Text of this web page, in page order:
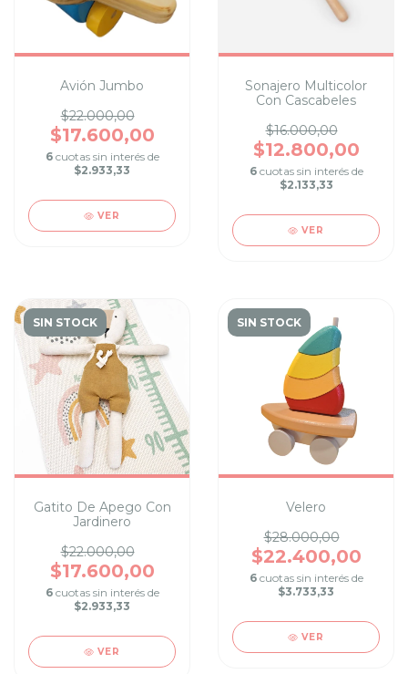
Avión Jumbo
$22.000,00
$17.600,00
6 cuotas sin interés de
$2.933,33
VER
Sonajero Multicolor
Con Cascabeles
$16.000,00
$12.800,00
6 cuotas sin interés de
$2.133,33
VER
SIN STOCK
Gatito De Apego Con
Jardinero
$22.000,00
$17.600,00
6 cuotas sin interés de
$2.933,33
VER
SIN STOCK
Velero
$28.000,00
$22.400,00
6 cuotas sin interés de
$3.733,33
VER